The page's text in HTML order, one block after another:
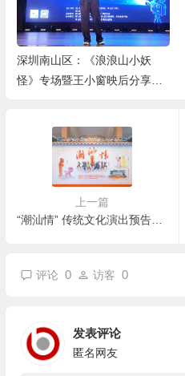
深圳南山区：《浪浪山小妖
怪》专场暨王小窗映后分享会
上一篇
“潮汕情” 传统文化演出预告：10 月 2 日盛大启幕
评论 0 访客 0
发表评论
匿名网友